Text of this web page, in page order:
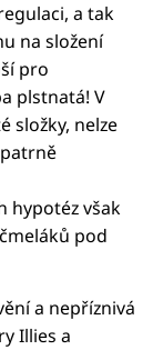
a tak
na složení
pro
plstnatá! V
složky, nelze
hypotéz však
pod
a nepříznivá
Illies a